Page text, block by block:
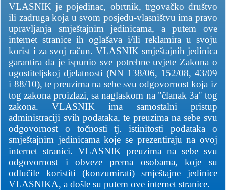
VLASNIK je pojedinac, obrtnik, trgovačko društvo
ili zadruga koja u svom posjedu-vlasništvu ima pravo
upravljanja smještajnim jedinicama, a putem ove
internet stranice ih oglašava i/ili reklamira u svoju
korist i za svoj račun. VLASNIK smještajnih jedinica
garantira da je ispunio sve potrebne uvjete Zakona o
ugostiteljskoj djelatnosti (NN 138/06, 152/08, 43/09
i 88/10), te preuzima na sebe svu odgovornost koja iz
tog zakona proizlazi, sa naglaskom na "članak 3a" tog
zakona. VLASNIK ima samostalni pristup
administraciji svih podataka, te preuzima na sebe svu
odgovornost o točnosti tj. istinitosti podataka o
smještajnim jedinicama koje se prezentiraju na ovoj
internet stranici. VLASNIK preuzima na sebe svu
odgovornost i obveze prema osobama, koje su
odlučile koristiti (konzumirati) smještajne jedinice
VLASNIKA, a došle su putem ove internet stranice.